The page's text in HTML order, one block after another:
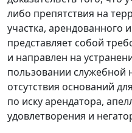
либо препятствия на
участка, арендованного
представляет собой
и направлен на
пользовании служебной
отсутствия оснований
по иску арендатора,
удовлетворения и